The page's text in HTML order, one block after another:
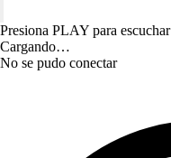
Presiona PLAY para escuchar
Cargando…
No se pudo conectar